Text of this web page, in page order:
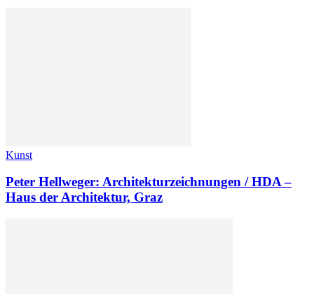
Kunst
Peter Hellweger: Architekturzeichnungen / HDA –
Haus der Architektur, Graz